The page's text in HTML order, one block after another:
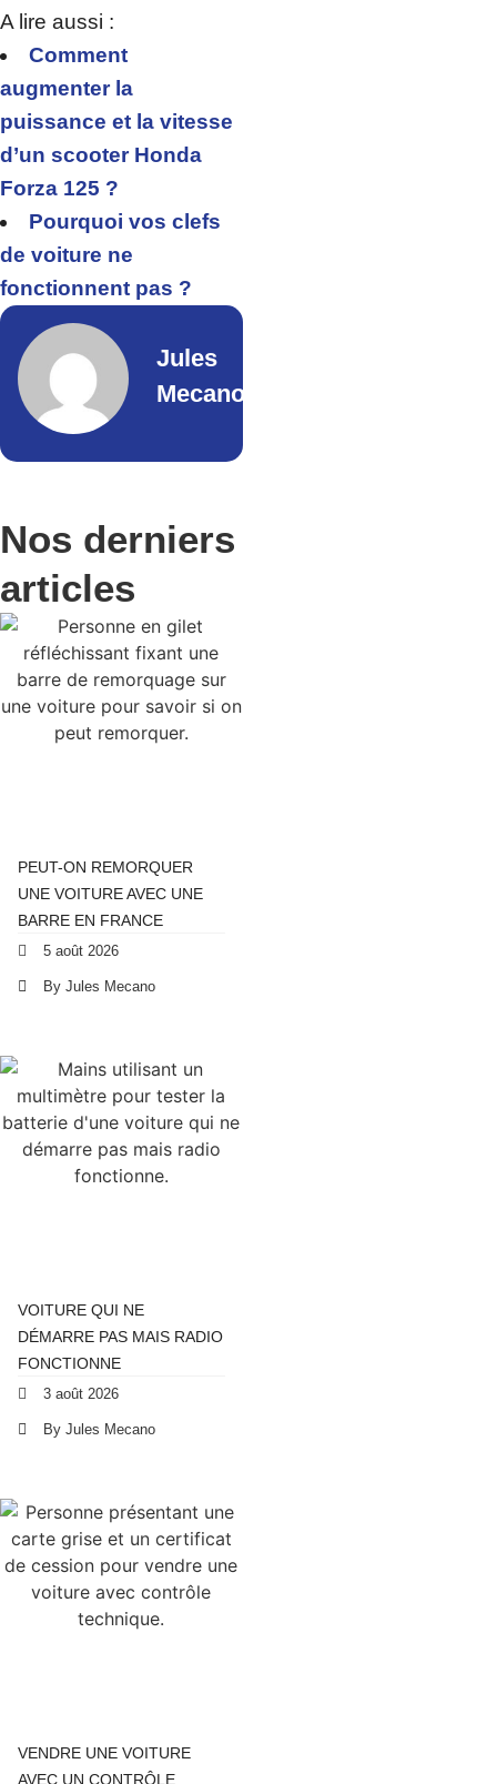
A lire aussi :
Comment
augmenter la
puissance et la vitesse
d’un scooter Honda
Forza 125 ?
Pourquoi vos clefs
de voiture ne
fonctionnent pas ?
Jules
Mecano
Nos derniers
articles
PEUT-ON REMORQUER
UNE VOITURE AVEC UNE
BARRE EN FRANCE
5 août 2026
By Jules Mecano
VOITURE QUI NE
DÉMARRE PAS MAIS RADIO
FONCTIONNE
3 août 2026
By Jules Mecano
VENDRE UNE VOITURE
AVEC UN CONTRÔLE